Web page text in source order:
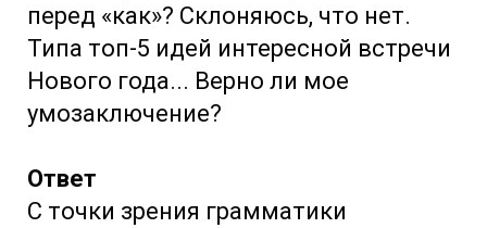
перед «как»? Склоняюсь, что нет.
Типа топ-5 идей интересной встречи
Нового года... Верно ли мое
умозаключение?
Ответ
С точки зрения грамматики